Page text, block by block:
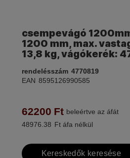
csempevágó
1200 mm, max.
13,8 kg, vágókerék:
rendelésszám 4770819
EAN 8595126990585
62200 Ft beleértve az áfát
48976.38 Ft áfa nélkül
Kereskedők keresése